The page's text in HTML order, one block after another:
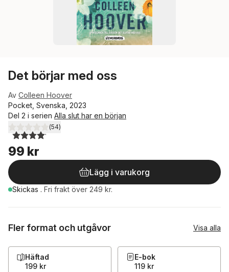
Det börjar med oss
Av Colleen Hoover
Pocket, Svenska, 2023
Del 2 i serien Alla slut har en början
4,1utav 5 stjärnor. Totalt antal röster:
(54)
99 kr
Lägg i varukorg
Skickas . Fri frakt över 249 kr.
Fler format och utgåvor Visa alla
Häftad
199 kr
E-bok
119 kr